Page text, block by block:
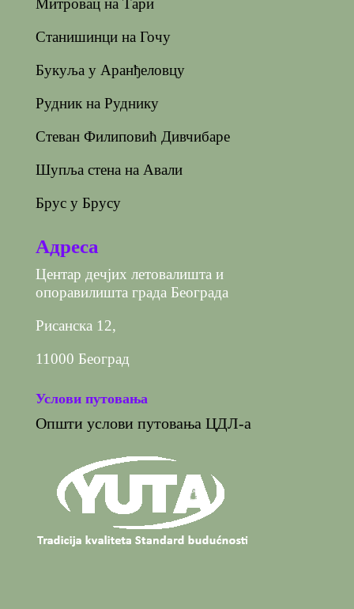
Митровац на Тари
Станишинци на Гочу
Букуља у Аранђеловцу
Рудник на Руднику
Стеван Филиповић Дивчибаре
Шупља стена на Авали
Брус у Брусу
Адреса
Центар дечјих летовалишта и
опоравилишта града Београда
Рисанска 12,
11000 Београд
Услови путовања
Општи услови путовања ЦДЛ-а